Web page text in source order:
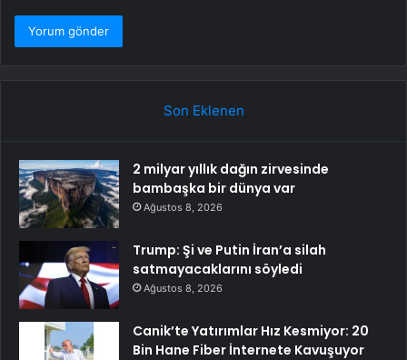
Son Eklenen
2 milyar yıllık dağın zirvesinde
bambaşka bir dünya var
Ağustos 8, 2026
Trump: Şi ve Putin İran’a silah
satmayacaklarını söyledi
Ağustos 8, 2026
Canik’te Yatırımlar Hız Kesmiyor: 20
Bin Hane Fiber İnternete Kavuşuyor